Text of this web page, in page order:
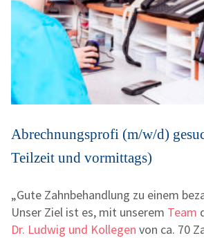
Abrechnungsprofi (m/w/d)
Teilzeit und vormittags)
„Gute Zahnbehandlung zu einem
Unser Ziel ist es, mit unserem Team
Dr. Ludwig und Kollegen von ca. 70